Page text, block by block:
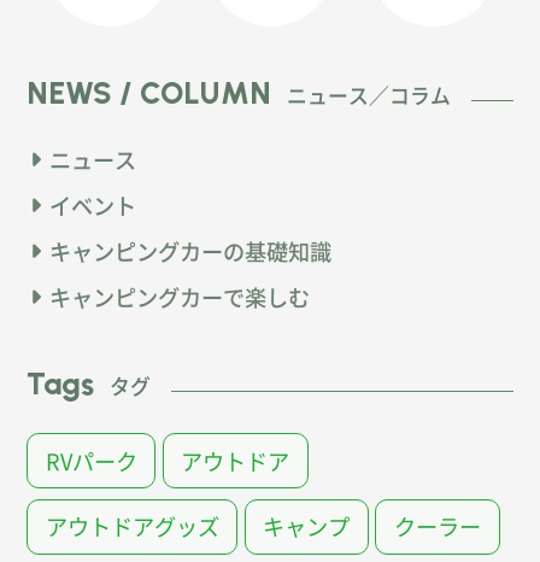
NEWS / COLUMN ニュース／コラム
ニュース
イベント
キャンピングカーの基礎知識
キャンピングカーで楽しむ
Tags タグ
RVパーク アウトドア
アウトドアグッズ キャンプ クーラー